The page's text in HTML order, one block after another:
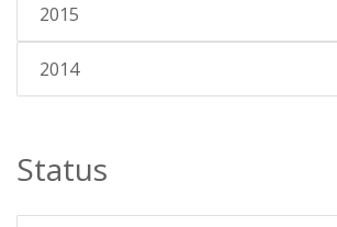
2015
2014
Status